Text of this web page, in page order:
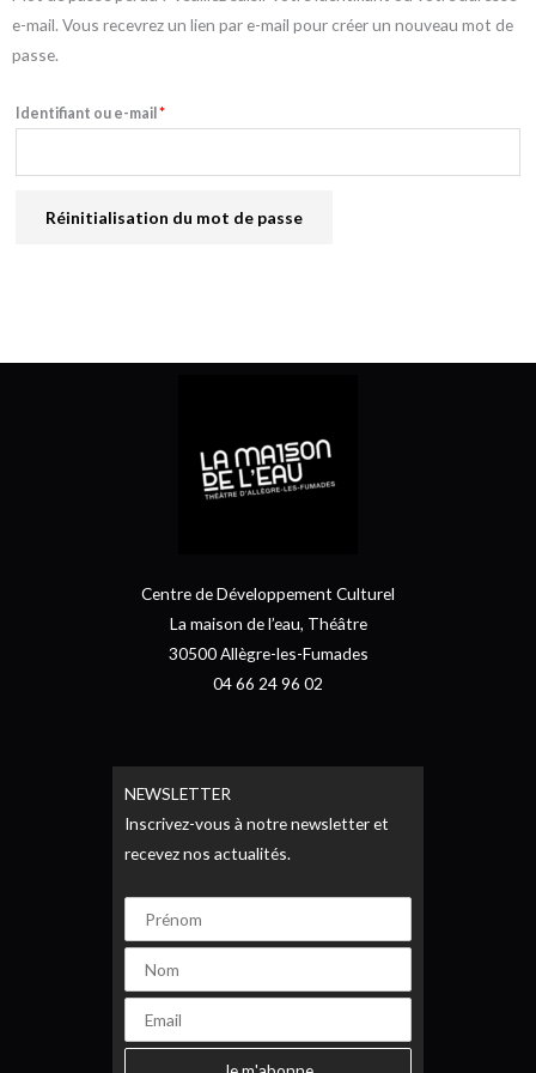
e-mail. Vous recevrez un lien par e-mail pour créer un nouveau mot de
passe.
Identifiant ou e-mail *
Réinitialisation du mot de passe
Centre de Développement Culturel
La maison de l’eau, Théâtre
30500 Allègre-les-Fumades
04 66 24 96 02
NEWSLETTER
Inscrivez-vous à notre newsletter et
recevez nos actualités.